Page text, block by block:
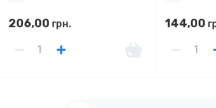
206,00 грн. 144,00